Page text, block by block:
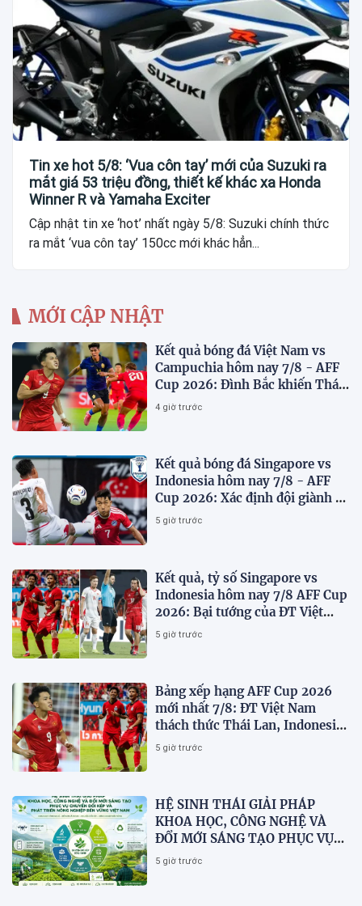
Tin xe hot 5/8: ‘Vua côn tay’ mới của Suzuki ra
mắt giá 53 triệu đồng, thiết kế khác xa Honda
Winner R và Yamaha Exciter
Cập nhật tin xe ‘hot’ nhất ngày 5/8: Suzuki chính thức
ra mắt ‘vua côn tay’ 150cc mới khác hẳn...
MỚI CẬP NHẬT
Kết quả bóng đá Việt Nam vs
Campuchia hôm nay 7/8 - AFF
Cup 2026: Đình Bắc khiến Thái
Lan run sợ
4 giờ trước
Kết quả bóng đá Singapore vs
Indonesia hôm nay 7/8 - AFF
Cup 2026: Xác định đội giành vé
Bán kết
5 giờ trước
Kết quả, tỷ số Singapore vs
Indonesia hôm nay 7/8 AFF Cup
2026: Bại tướng của ĐT Việt
nam dừng bước sớm
5 giờ trước
Bảng xếp hạng AFF Cup 2026
mới nhất 7/8: ĐT Việt Nam
thách thức Thái Lan, Indonesia
dừng bước
5 giờ trước
HỆ SINH THÁI GIẢI PHÁP
KHOA HỌC, CÔNG NGHỆ VÀ
ĐỔI MỚI SÁNG TẠO PHỤC VỤ
CHUYỂN ĐỔI KÉP VÀ PHÁT
5 giờ trước